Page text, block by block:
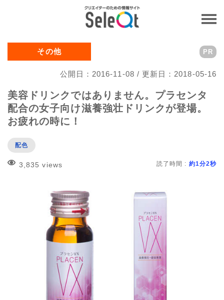
その他
公開日：2016-11-08 / 更新日：2018-05-16
PR
美容ドリンクではありません。プラセンタ
配合の女子向け滋養強壮ドリンクが登場。
お疲れの時に！
配色
3,835 views 読了時間 : 約1分2秒